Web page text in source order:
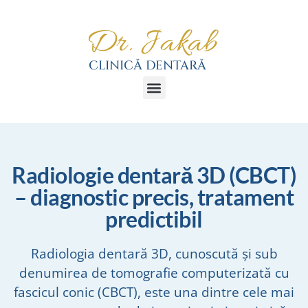
Radiologie dentară 3D (CBCT)
– diagnostic precis, tratament
predictibil
Radiologia dentară 3D, cunoscută și sub
denumirea de tomografie computerizată cu
fascicul conic (CBCT), este una dintre cele mai